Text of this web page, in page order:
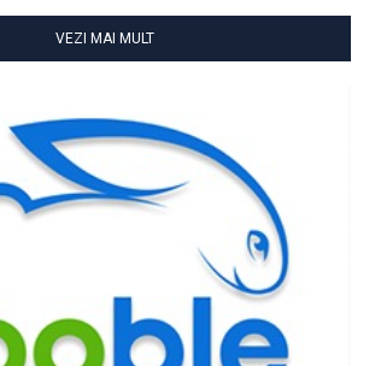
VEZI MAI MULT